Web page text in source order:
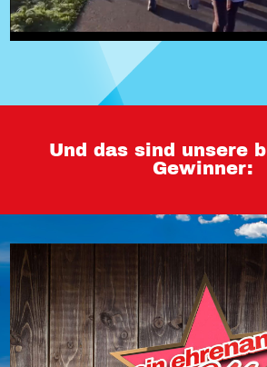
Und das sind unsere
Gewinner: